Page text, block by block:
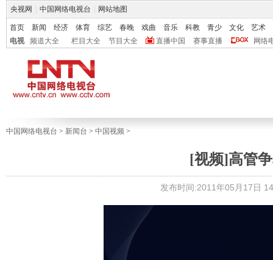
央视网 中国网络电视台 网站地图
首页 新闻 经济 体育 综艺 春晚 戏曲 音乐 科教 青少 文化
艺术
电视
频道大全 栏目大全 节目大全 直播中国 赛事直播 网络
中国网络电视台 > 新闻台 > 中国视频 >
[视频]高管
发布时间:2011年05月17日